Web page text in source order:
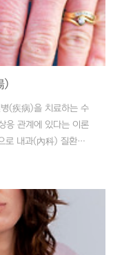
)
(疾病)을 치료하는 수
응 관계에 있다는 이론
로 내과(內科) 질환을
천궁(川芎) 6g, 산조
(酸棗仁), 백작약(白
에 물 500㏄를 붓고,
일 3회 식후 30분, 3개
리 부분에 흰 반달이